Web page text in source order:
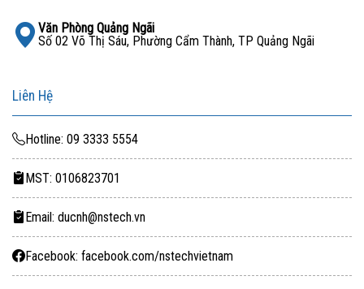
Văn Phòng Quảng Ngãi
Số 02 Võ Thị Sáu, Phường Cẩm Thành, TP Quảng Ngãi
Liên Hệ
Hotline: 09 3333 5554
MST: 0106823701
Email: ducnh@nstech.vn
Facebook: facebook.com/nstechvietnam